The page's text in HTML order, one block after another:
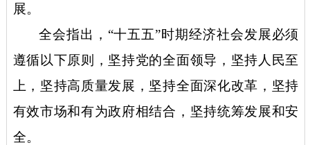
展。
全会指出， “十五五”时期经济社会发展必须
遵循以下原则，坚持党的全面领导，坚持人民至
上，坚持高质量发展，坚持全面深化改革，坚持
有效市场和有为政府相结合，坚持统筹发展和安
全。